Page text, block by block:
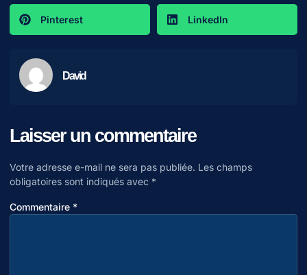
Pinterest LinkedIn
David
Laisser un commentaire
Votre adresse e-mail ne sera pas publiée. Les champs
obligatoires sont indiqués avec *
Commentaire *